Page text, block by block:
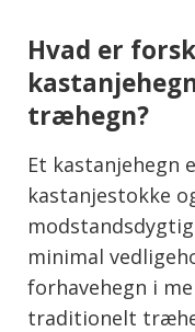
Hvad er
træhegn?
Et kastanjehegn
kastanjestokke
minimal
forhavehegn i
traditionelt